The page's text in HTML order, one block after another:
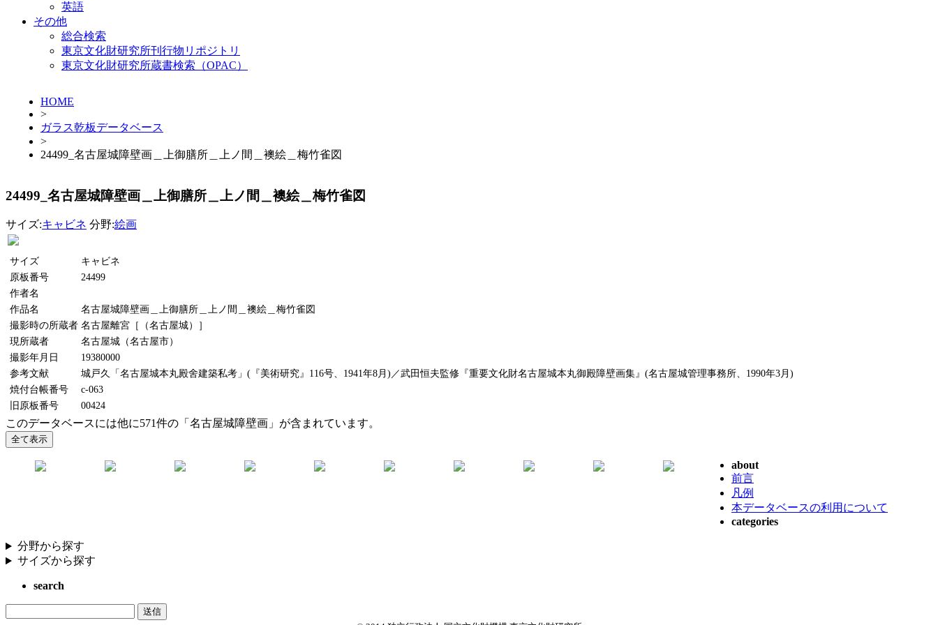
英語
その他
総合検索
東京文化財研究所刊行物リポジトリ
東京文化財研究所蔵書検索（OPAC）
HOME
>
ガラス乾板データベース
>
24499_名古屋城障壁画＿上御膳所＿上ノ間＿襖絵＿梅竹雀図
24499_名古屋城障壁画＿上御膳所＿上ノ間＿襖絵＿梅竹雀図
サイズ:キャビネ 分野:絵画
サイズ
キャビネ
原板番号
24499
作者名
作品名
名古屋城障壁画＿上御膳所＿上ノ間＿襖絵＿梅竹雀図
撮影時の所蔵者 名古屋離宮［（名古屋城）］
現所蔵者
名古屋城（名古屋市）
撮影年月日
19380000
参考文献
城戸久「名古屋城本丸殿舍建築私考」(『美術研究』116号、1941年8月)／武田恒夫監修『重要文化財名古屋城本丸御殿障壁画集』(名古屋城管理事務所、1990年3月)
焼付台帳番号
c-063
旧原板番号
00424
このデータベースには他に571件の「名古屋城障壁画」が含まれています。
about
前言
凡例
本データベースの利用について
categories
分野から探す
サイズから探す
search